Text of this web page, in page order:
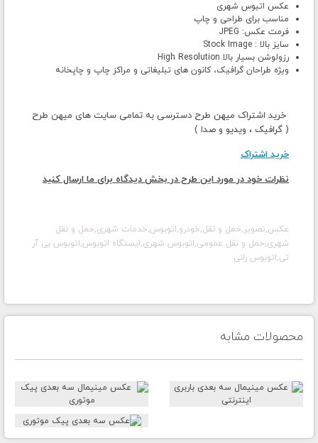
عکس اتبوس شهری
مناسب برای طراحی و چاپ
فرمت عکس: JPEG
سایز بالا : Stock Image
رزولوشن بسیار بالا High Resolution
ویژه طراحان گرافیک، کانون های تبلیغاتی و مراکز چاپ و چاپخانه
خرید اشتراک میهن طرح دسترسی به تمامی سایت های میهن طرح
( گرافیک ، ویدیو و صدا )
خرید اشتراک
نظرات خود در مورد این طرح در بخش دیدگاه برای ما ارسال کنید
عکس,تصویر,حمل و نقل,خودرو,اتوبوس,خدمات شهری,حمل و نقل
شهری,حمل و نقل عمومی,اتوبوس شهری,ایستگاه اتوبوس,اتوبوس بی آر
تی,اتوبوس رانی
محصولات مشابه